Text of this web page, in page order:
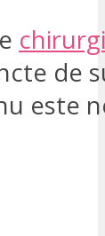
de
este